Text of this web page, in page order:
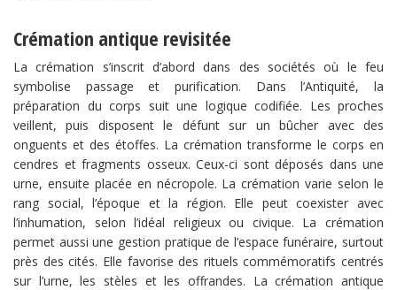
Crémation antique revisitée
La crémation s’inscrit d’abord dans des sociétés où le feu
symbolise passage et purification. Dans l’Antiquité, la
préparation du corps suit une logique codifiée. Les proches
veillent, puis disposent le défunt sur un bûcher avec des
onguents et des étoffes. La crémation transforme le corps en
cendres et fragments osseux. Ceux-ci sont déposés dans une
urne, ensuite placée en nécropole. La crémation varie selon le
rang social, l’époque et la région. Elle peut coexister avec
l’inhumation, selon l’idéal religieux ou civique. La crémation
permet aussi une gestion pratique de l’espace funéraire, surtout
près des cités. Elle favorise des rituels commémoratifs centrés
sur l’urne, les stèles et les offrandes. La crémation antique